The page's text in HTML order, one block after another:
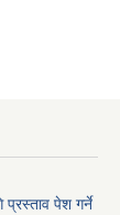
पेश गर्ने